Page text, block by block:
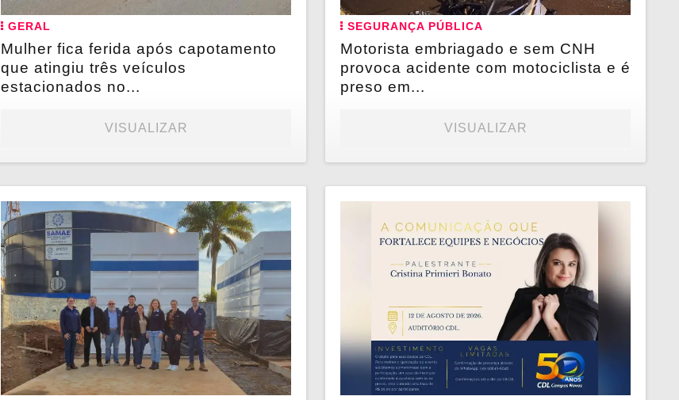
GERAL
Mulher fica ferida após capotamento
que atingiu três veículos
estacionados no...
VISUALIZAR
SEGURANÇA PÚBLICA
Motorista embriagado e sem CNH
provoca acidente com motociclista e é
preso em...
VISUALIZAR